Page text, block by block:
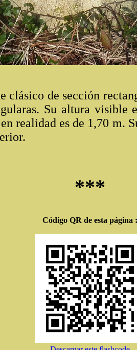
de sección
Su altura visible
realidad es de 1,70 m.
***
Código QR de esta página :